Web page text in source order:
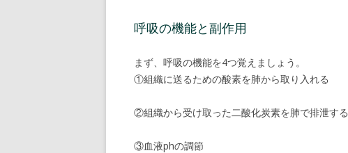
呼吸の機能と副作用
まず、呼吸の機能を4つ覚えましょう。
①組織に送るための酸素を肺から取り入れる
②組織から受け取った二酸化炭素を肺で排泄する
③血液phの調節